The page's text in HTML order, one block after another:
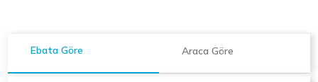
Ebata Göre Araca Göre